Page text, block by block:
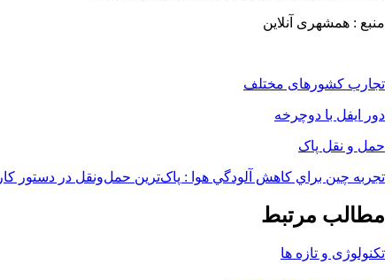
منبع : همشهری آنلاین
تجارب کشورهای مختلف
دور ایفل با دوچرخه
حمل و نقل پاک
تجربه چين براي كاهش آلودگي هوا : پاک‌ترین حمل‌و‌نقل در دستور کار
مطالب مرتبط
تکنولوژی و تازه ها